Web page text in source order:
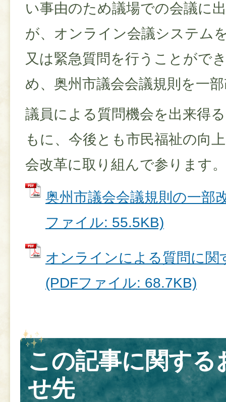
い事由のため議場での会議に
が、オンライン会議システム
又は緊急質問を行うことがで
め、奥州市議会会議規則を一
議員による質問機会を出来得
もに、今後とも市民福祉の向
会改革に取り組んで参ります。
奥州市議会会議規則の一部
ファイル: 55.5KB)
オンラインによる質問に関
(PDFファイル: 68.7KB)
この記事に関する
せ先